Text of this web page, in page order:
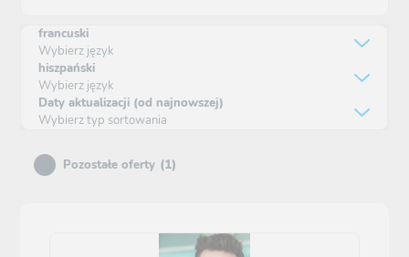
francuski
Wybierz język
hiszpański
Wybierz język
Daty aktualizacji (od najnowszej)
Wybierz typ sortowania
Pozostałe oferty (1)